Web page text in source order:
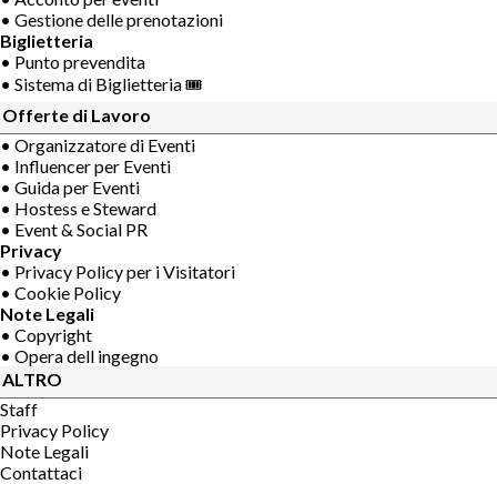
• Gestione delle prenotazioni
Biglietteria
• Punto prevendita
• Sistema di Biglietteria 🎟
Offerte di Lavoro
• Organizzatore di Eventi
• Influencer per Eventi
• Guida per Eventi
• Hostess e Steward
• Event & Social PR
Privacy
• Privacy Policy per i Visitatori
• Cookie Policy
Note Legali
• Copyright
• Opera dell ingegno
ALTRO
Staff
Privacy Policy
Note Legali
Contattaci